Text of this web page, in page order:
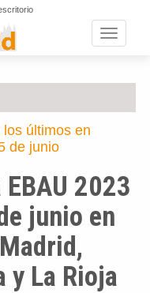
Toggle
últimos en
de junio
2023
junio en
y La Rioja